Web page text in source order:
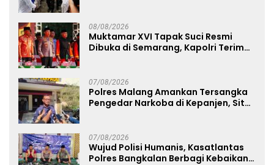
08/08/2026
Muktamar XVI Tapak Suci Resmi
Dibuka di Semarang, Kapolri Terima
07/08/2026
Polres Malang Amankan Tersangka
Pengedar Narkoba di Kepanjen, Sita
07/08/2026
Wujud Polisi Humanis, Kasatlantas
Polres Bangkalan Berbagi Kebaikan